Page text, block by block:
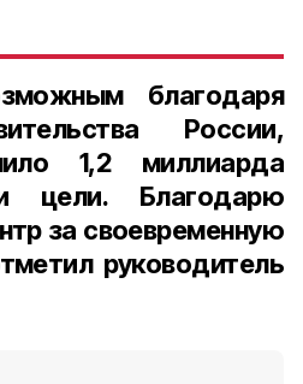
благодаря
России,
1,2 миллиарда
цели. Благодарю
за своевременную
руководитель